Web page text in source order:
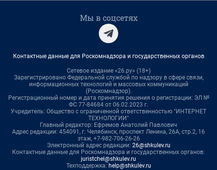
Мы в соцсетях
Контактные данные для Роскомнадзора и государственных органов
Сетевое издание «26.ру» (18+)
Зарегистрировано Федеральной службой по надзору в сфере связи,
информационных технологий и массовых коммуникаций
(Роскомнадзор).
Регистрационный номер и дата принятия решения о регистрации: ЭЛ №
ФС 77-84684 от 06.02.2023 г.
Учредитель: Общество с ограниченной ответственностью "ИНТЕРНЕТ
ТЕХНОЛОГИИ"
Главный редактор: Ефремов Анатолий Павлович
Адрес редакции: 454091, г. Челябинск, проспект Ленина, 26А, стр.2, 16
этаж, +7-982-706-26-26
Электронный адрес редакции: 26@shkulev.ru
Контактные данные для Роскомнадзора и государственных органов:
juristchel@shkulev.ru
Техподдержка: help@shkulev.ru